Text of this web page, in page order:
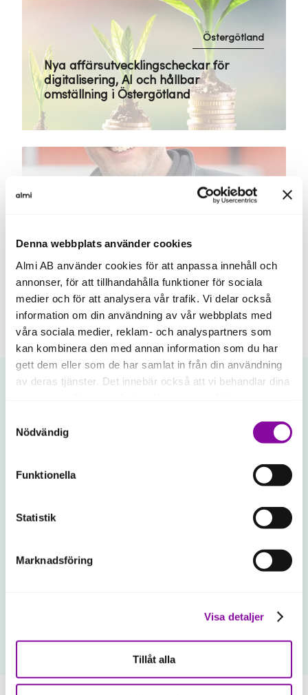
Denna webbplats använder cookies
Almi AB använder cookies för att anpassa innehåll och
annonser, för att tillhandahålla funktioner för sociala
medier och för att analysera vår trafik. Vi delar också
information om din användning av vår webbplats med
våra sociala medier, reklam- och analyspartners som
kan kombinera den med annan information som du har
gett dem eller som de har samlat in från din användning
av deras tjänster. Det innebär också att vi behandlar dina
Om du klickar på avvisa kommer användning av kakor
eller delning av information enligt ovan, inte att ske,
förutom för kakor som är nödvändiga för att hemsidan
ska fungera se mer under inställningar.
Nödvändig
Funktionella
Statistik
Marknadsföring
Visa detaljer
Tillåt alla
Nya affärsutvecklingscheckar för
digitalisering, AI och hållbar
omställning i Östergötland
Östergötland
Östergötland
Visa fler nyheter
Trikåby: “Samarbetet med Almi har
varit avgörande”